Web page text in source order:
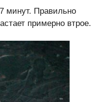
минут. Правильно
примерно втрое.